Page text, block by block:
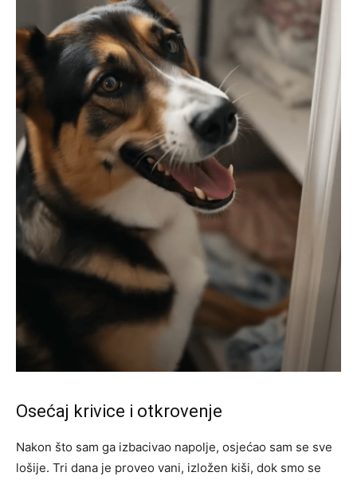
Osećaj krivice i otkrovenje
Nakon što sam ga izbacivao napolje, osjećao sam se sve
lošije. Tri dana je proveo vani, izložen kiši, dok smo se